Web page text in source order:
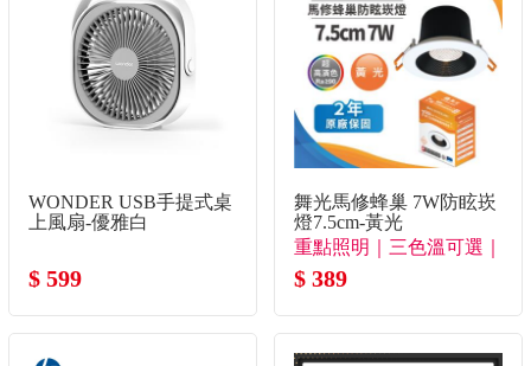
WONDER USB手提式桌
上風扇-優雅白
$ 599
舞光馬修蜂巢 7W防眩崁
燈7.5cm-黃光
重點照明｜三色溫可選｜
極致防眩
$ 389